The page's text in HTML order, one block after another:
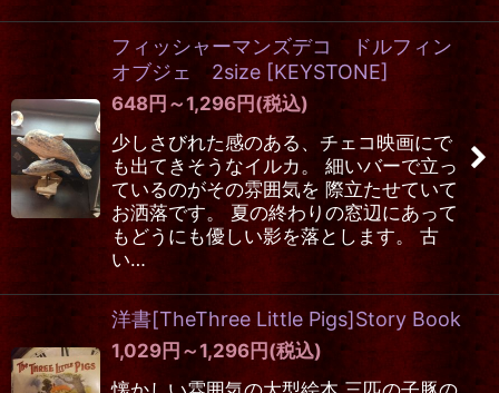
フィッシャーマンズデコ ドルフィン
オブジェ 2size [KEYSTONE]
648円 ～1,296円 (税込)
少しさびれた感のある、チェコ映画にで
も出てきそうなイルカ。 細いバーで立っ
ているのがその雰囲気を 際立たせていて
お洒落です。 夏の終わりの窓辺にあって
もどうにも優しい影を落とします。 古
い…
洋書[TheThree Little Pigs]Story Book
1,029円 ～1,296円 (税込)